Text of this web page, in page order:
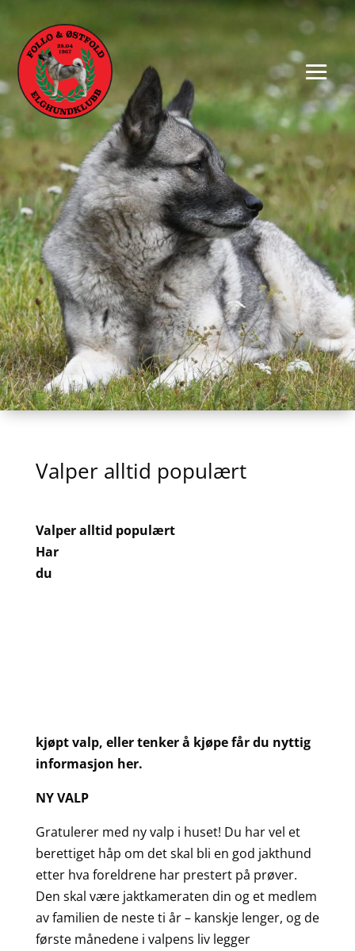
Valper alltid populært
Valper alltid populært
Har
du
kjøpt valp, eller tenker å kjøpe får du nyttig
informasjon her.
NY VALP
Gratulerer med ny valp i huset! Du har vel et
berettiget håp om det skal bli en god jakthund
etter hva foreldrene har prestert på prøver.
Den skal være jaktkameraten din og et medlem
av familien de neste ti år – kanskje lenger, og de
første månedene i valpens liv legger